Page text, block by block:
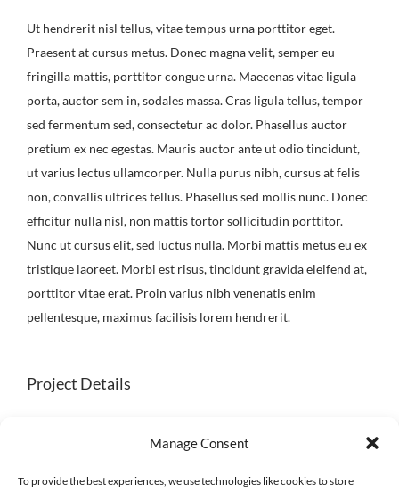
Manage Consent
To provide the best experiences, we use technologies like cookies to store
Ut hendrerit nisl tellus, vitae tempus urna porttitor eget.
Praesent at cursus metus. Donec magna velit, semper eu
fringilla mattis, porttitor congue urna. Maecenas vitae ligula
porta, auctor sem in, sodales massa. Cras ligula tellus, tempor
sed fermentum sed, consectetur ac dolor. Phasellus auctor
pretium ex nec egestas. Mauris auctor ante ut odio tincidunt,
ut varius lectus ullamcorper. Nulla purus nibh, cursus at felis
non, convallis ultrices tellus. Phasellus sed mollis nunc. Donec
efficitur nulla nisl, non mattis tortor sollicitudin porttitor.
Nunc ut cursus elit, sed luctus nulla. Morbi mattis metus eu ex
tristique laoreet. Morbi est risus, tincidunt gravida eleifend at,
porttitor vitae erat. Proin varius nibh venenatis enim
pellentesque, maximus facilisis lorem hendrerit.
Project Details
HTML/CSS